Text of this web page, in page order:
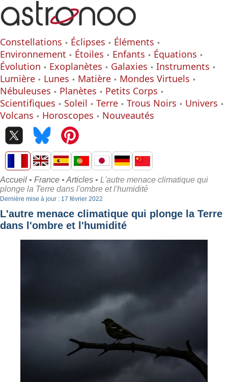
Constellations Éclipses
Éléments
Environnement
Étoiles Enfants
Équations
Évolution
Exoplanètes Galaxies
Instruments
Lumière
Lunes Matière
Mondes Virtuels
Nébuleuses
Planètes
Petits Corps
Scientifiques
Soleil Terre Trous Noirs
Univers
Volcans
Horoscopes Nouveautés
Accueil • France • Articles • L'autre menace climatique qui
plonge la Terre dans l'ombre et l'humidité
Dernière mise à jour : 17 février 2022
L'autre menace climatique qui plonge la Terre
dans l'ombre et l'humidité